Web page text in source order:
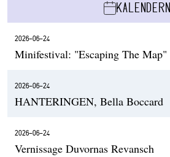
KALENDERN
2026-06-24
Minifestival: "Escaping The Map"
2026-06-24
HANTERINGEN, Bella Boccard
2026-06-24
Vernissage Duvornas Revansch